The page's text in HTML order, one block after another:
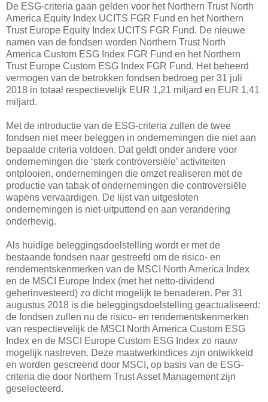
De ESG-criteria gaan gelden voor het Northern Trust North
America Equity Index UCITS FGR Fund en het Northern
Trust Europe Equity Index UCITS FGR Fund. De nieuwe
namen van de fondsen worden Northern Trust North
America Custom ESG Index FGR Fund en het Northern
Trust Europe Custom ESG Index FGR Fund. Het beheerd
vermogen van de betrokken fondsen bedroeg per 31 juli
2018 in totaal respectievelijk EUR 1,21 miljard en EUR 1,41
miljard.
Met de introductie van de ESG-criteria zullen de twee
fondsen niet meer beleggen in ondernemingen die niet aan
bepaalde criteria voldoen. Dat geldt onder andere voor
ondernemingen die ‘sterk controversiële’ activiteiten
ontplooien, ondernemingen die omzet realiseren met de
productie van tabak of ondernemingen die controversiële
wapens vervaardigen. De lijst van uitgesloten
ondernemingen is niet-uitputtend en aan verandering
onderhevig.
Als huidige beleggingsdoelstelling wordt er met de
bestaande fondsen naar gestreefd om de risico- en
rendementskenmerken van de MSCI North America Index
en de MSCI Europe Index (met het netto-dividend
geherinvesteerd) zo dicht mogelijk te benaderen. Per 31
augustus 2018 is die beleggingsdoelstelling geactualiseerd:
de fondsen zullen nu de risico- en rendementskenmerken
van respectievelijk de MSCI North America Custom ESG
Index en de MSCI Europe Custom ESG Index zo nauw
mogelijk nastreven. Deze maatwerkindices zijn ontwikkeld
en worden gescreend door MSCI, op basis van de ESG-
criteria die door Northern Trust Asset Management zijn
geselecteerd.